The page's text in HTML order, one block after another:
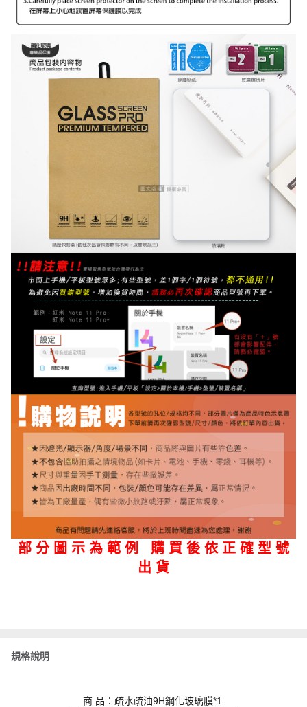
部 分 圖 示 為 範 例 購 買 後 依 正 確 型 號
出 貨
規格說明
商 品：疏水疏油9H鋼化玻璃膜*1